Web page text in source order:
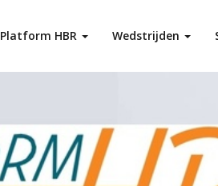
Platform HBR Wedstrijden